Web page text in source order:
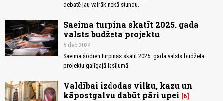
debatē jau vairāk nekā stundu.
Saeima turpina skatīt 2025. gada
valsts budžeta projektu
5.dec 2024
Saeima šodien turpinās skatīt 2025. gada valsts budžeta
projektu galīgajā lasījumā.
Valdībai izdodas vilku, kazu un
kāpostgalvu dabūt pāri upei
6